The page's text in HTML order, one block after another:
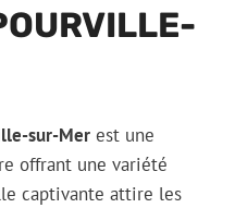
sur-Mer est une
offrant une variété
captivante attire les